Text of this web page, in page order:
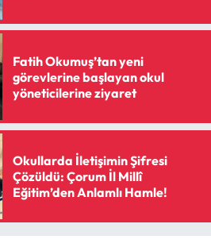
Fatih Okumuş’tan yeni
görevlerine başlayan okul
yöneticilerine ziyaret
Okullarda İletişimin Şifresi
Çözüldü: Çorum İl Millî
Eğitim’den Anlamlı Hamle!